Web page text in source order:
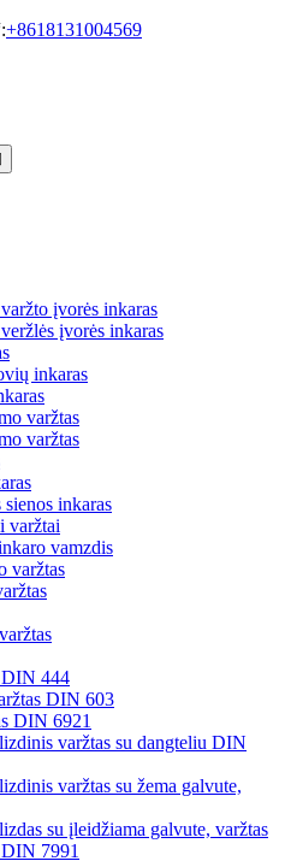
+8618131004569
įvorės inkaras
įvorės inkaras
inkaras
varžtas
varžtas
inkaras
varžtai
vamzdis
varžtas
444
DIN 603
DIN 6921
varžtas su dangteliu DIN
varžtas su žema galvute,
su įleidžiama galvute, varžtas
7991